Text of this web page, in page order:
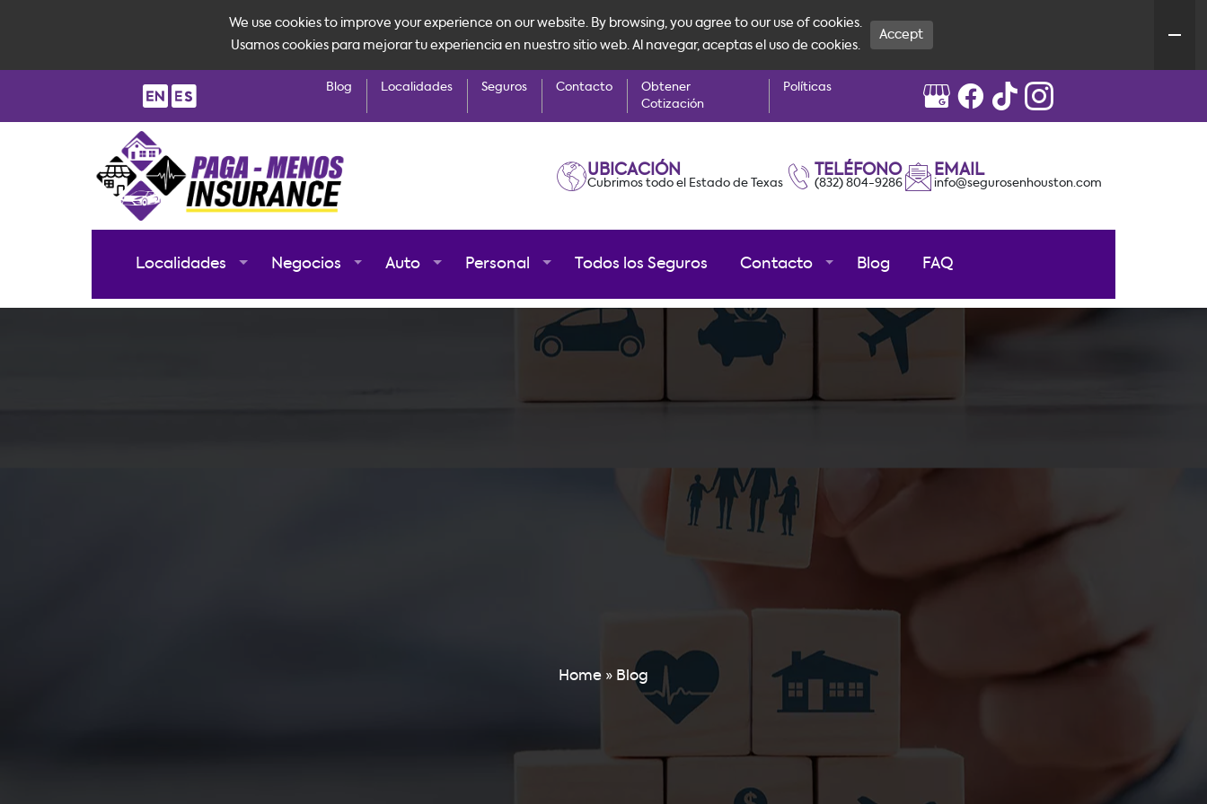
Blog Localidades Seguros Contacto
Obtener
Cotización
Políticas
UBICACIÓN
Cubrimos todo el Estado de Texas
TELÉFONO
(832) 804-9286
EMAIL
info@segurosenhouston.com
Localidades Negocios Auto Personal Todos los Seguros Contacto Blog FAQ
Home » Blog
We use cookies to improve your experience on our website. By browsing, you agree to our use of cookies.
Usamos cookies para mejorar tu experiencia en nuestro sitio web. Al navegar, aceptas el uso de cookies.
Accept